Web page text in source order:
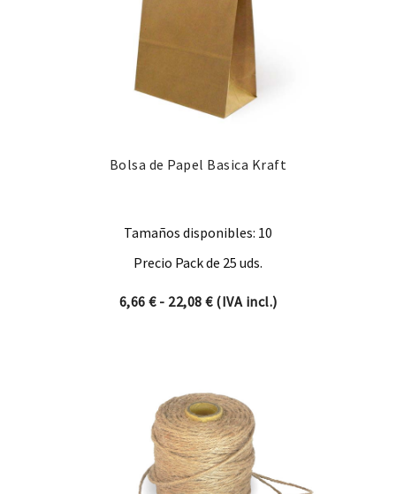
Bolsa de Papel Basica Kraft
Tamaños disponibles: 10
Precio Pack de 25 uds.
6,66 € - 22,08 €Rango de precios: desde
(IVA incl.)